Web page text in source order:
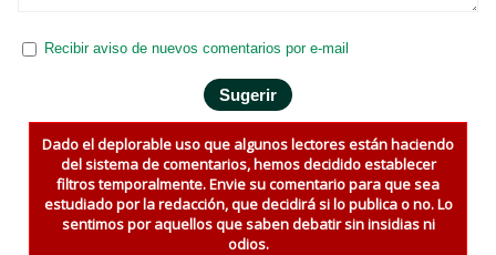
Recibir aviso de nuevos comentarios por e-mail
Dado el deplorable uso que algunos lectores están haciendo
del sistema de comentarios, hemos decidido establecer
filtros temporalmente. Envie su comentario para que sea
estudiado por la redacción, que decidirá si lo publica o no. Lo
sentimos por aquellos que saben debatir sin insidias ni
odios.